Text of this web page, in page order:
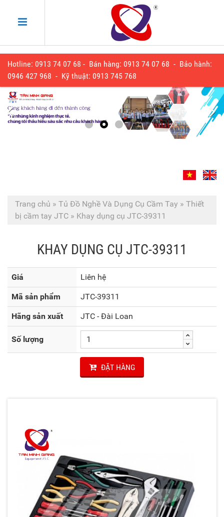
Hotline: 0913 74 07 68 - Bán hàng: 0913 74 07 68 - Bảo hành:
0946 427 968 - Kỹ thuật: 0913 745 768
Trang chủ » Tủ Đồ Nghề Và Dụng Cụ Cầm Tay » Thiết
bị cầm tay JTC » Khay dụng cụ JTC-39311
KHAY DỤNG CỤ JTC-39311
Giá Liên hệ
Mã sản phẩm JTC-39311
Hãng sản xuất JTC - Đài Loan
Số lượng
ĐẶT HÀNG